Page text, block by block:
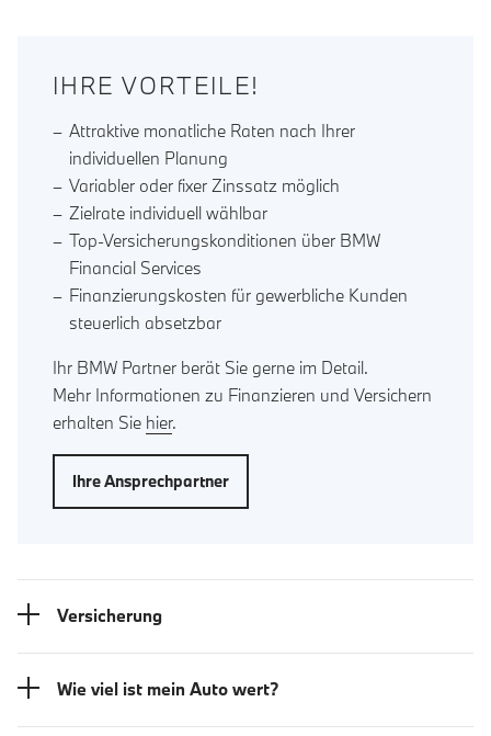
IHRE VORTEILE!
Attraktive monatliche Raten nach Ihrer
individuellen Planung
Variabler oder fixer Zinssatz möglich
Zielrate individuell wählbar
Top-Versicherungskonditionen über BMW
Financial Services
Finanzierungskosten für gewerbliche Kunden
steuerlich absetzbar
Ihr BMW Partner berät Sie gerne im Detail.
Mehr Informationen zu Finanzieren und Versichern
erhalten Sie hier.
Ihre Ansprechpartner
Versicherung
Wie viel ist mein Auto wert?